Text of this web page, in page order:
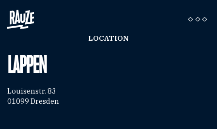
LOCATION
LAPPEN
Louisenstr. 83
01099 Dresden